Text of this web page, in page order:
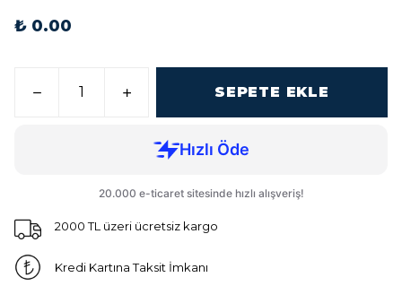
₺ 0.00
SEPETE EKLE
2000 TL üzeri ücretsiz kargo
Kredi Kartına Taksit İmkanı